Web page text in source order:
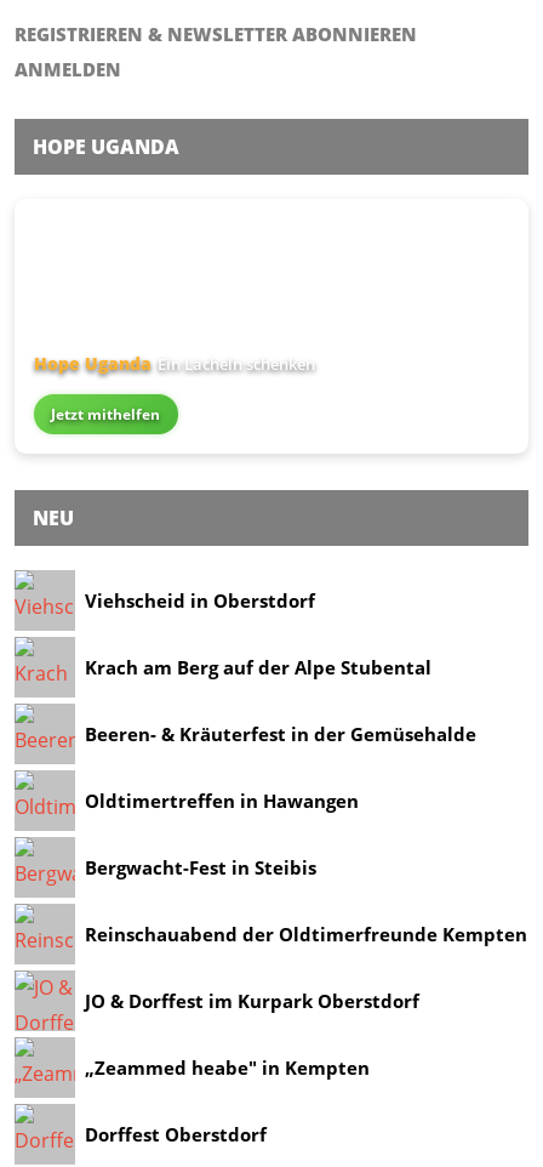
REGISTRIEREN & NEWSLETTER ABONNIEREN
ANMELDEN
HOPE UGANDA
Hope Uganda Ein Lächeln schenken
Jetzt mithelfen
NEU
Viehscheid in Oberstdorf
Krach am Berg auf der Alpe Stubental
Beeren- & Kräuterfest in der Gemüsehalde
Oldtimertreffen in Hawangen
Bergwacht-Fest in Steibis
Reinschauabend der Oldtimerfreunde Kempten
JO & Dorffest im Kurpark Oberstdorf
„Zeammed heabe" in Kempten
Dorffest Oberstdorf